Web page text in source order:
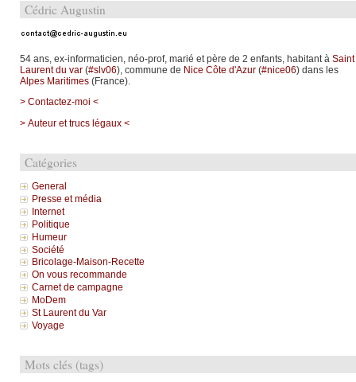
Cédric Augustin
54 ans, ex-informaticien, néo-prof, marié et père de 2 enfants, habitant à Saint
Laurent du var(#slv06), commune de Nice Côte d'Azur(#nice06) dans les
Alpes Maritimes(France).
> Contactez-moi <
> Auteur et trucs légaux <
Catégories
General
Presse et média
Internet
Politique
Humeur
Société
Bricolage-Maison-Recette
On vous recommande
Carnet de campagne
MoDem
St Laurent du Var
Voyage
Mots clés (tags)